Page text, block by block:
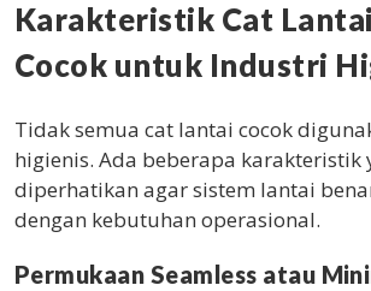
Karakteristik Cat
Cocok untuk Industri
Tidak semua cat lantai cocok
higienis. Ada beberapa karakteristik
diperhatikan agar sistem lantai
dengan kebutuhan operasional.
Permukaan Seamless atau